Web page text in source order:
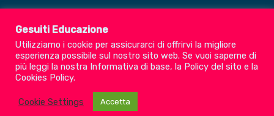
Menù
navigazione
del
footer
Compagnia di Gesù
CEP - Conferenza delle Province Europee
Provincia Euro-Mediterranea
Albania
Italia Malta Romania
Gesuiti Educazione
Utilizziamo i cookie per assicurarci di offrirvi la migliore
esperienza possibile sul nostro sito web. Se vuoi saperne di
più leggi la nostra Informativa di base, la Policy del sito e la
Cookies Policy.
Cookie Settings Accetta